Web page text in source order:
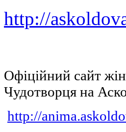
http://
Офіційний сайт
Чудотворця на
http://